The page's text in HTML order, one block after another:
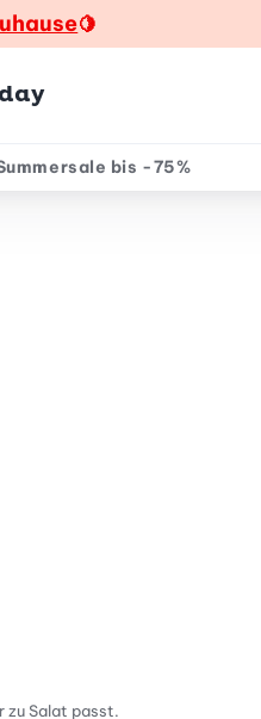
🍋
bis -75%
zu Salat passt.